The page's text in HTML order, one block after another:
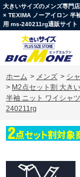
大きいサイズのメンズ専門
× TEXIMA ノーアイロン 半
用 ms-240211rg通販サイト
ホーム > メンズ > シ
> M2点セット割 大き
半袖 ニット ワイシャ
240211rg